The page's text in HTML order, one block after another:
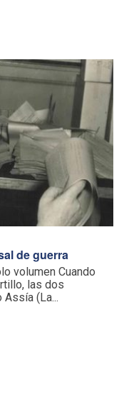
de guerra
volumen Cuando
las dos
(La...